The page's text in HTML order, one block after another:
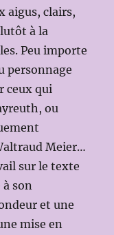
aigus, clairs,
à la
Peu importe
personnage
ceux qui
ou
Meier…
sur le texte
son
et une
mise en